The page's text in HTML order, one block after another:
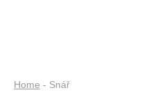
Home - Snář